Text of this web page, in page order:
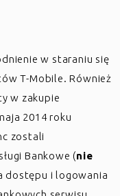
w staraniu się
T-Mobile. Również
w zakupie
2014 roku
zostali
Bankowe (nie
dostępu i logowania